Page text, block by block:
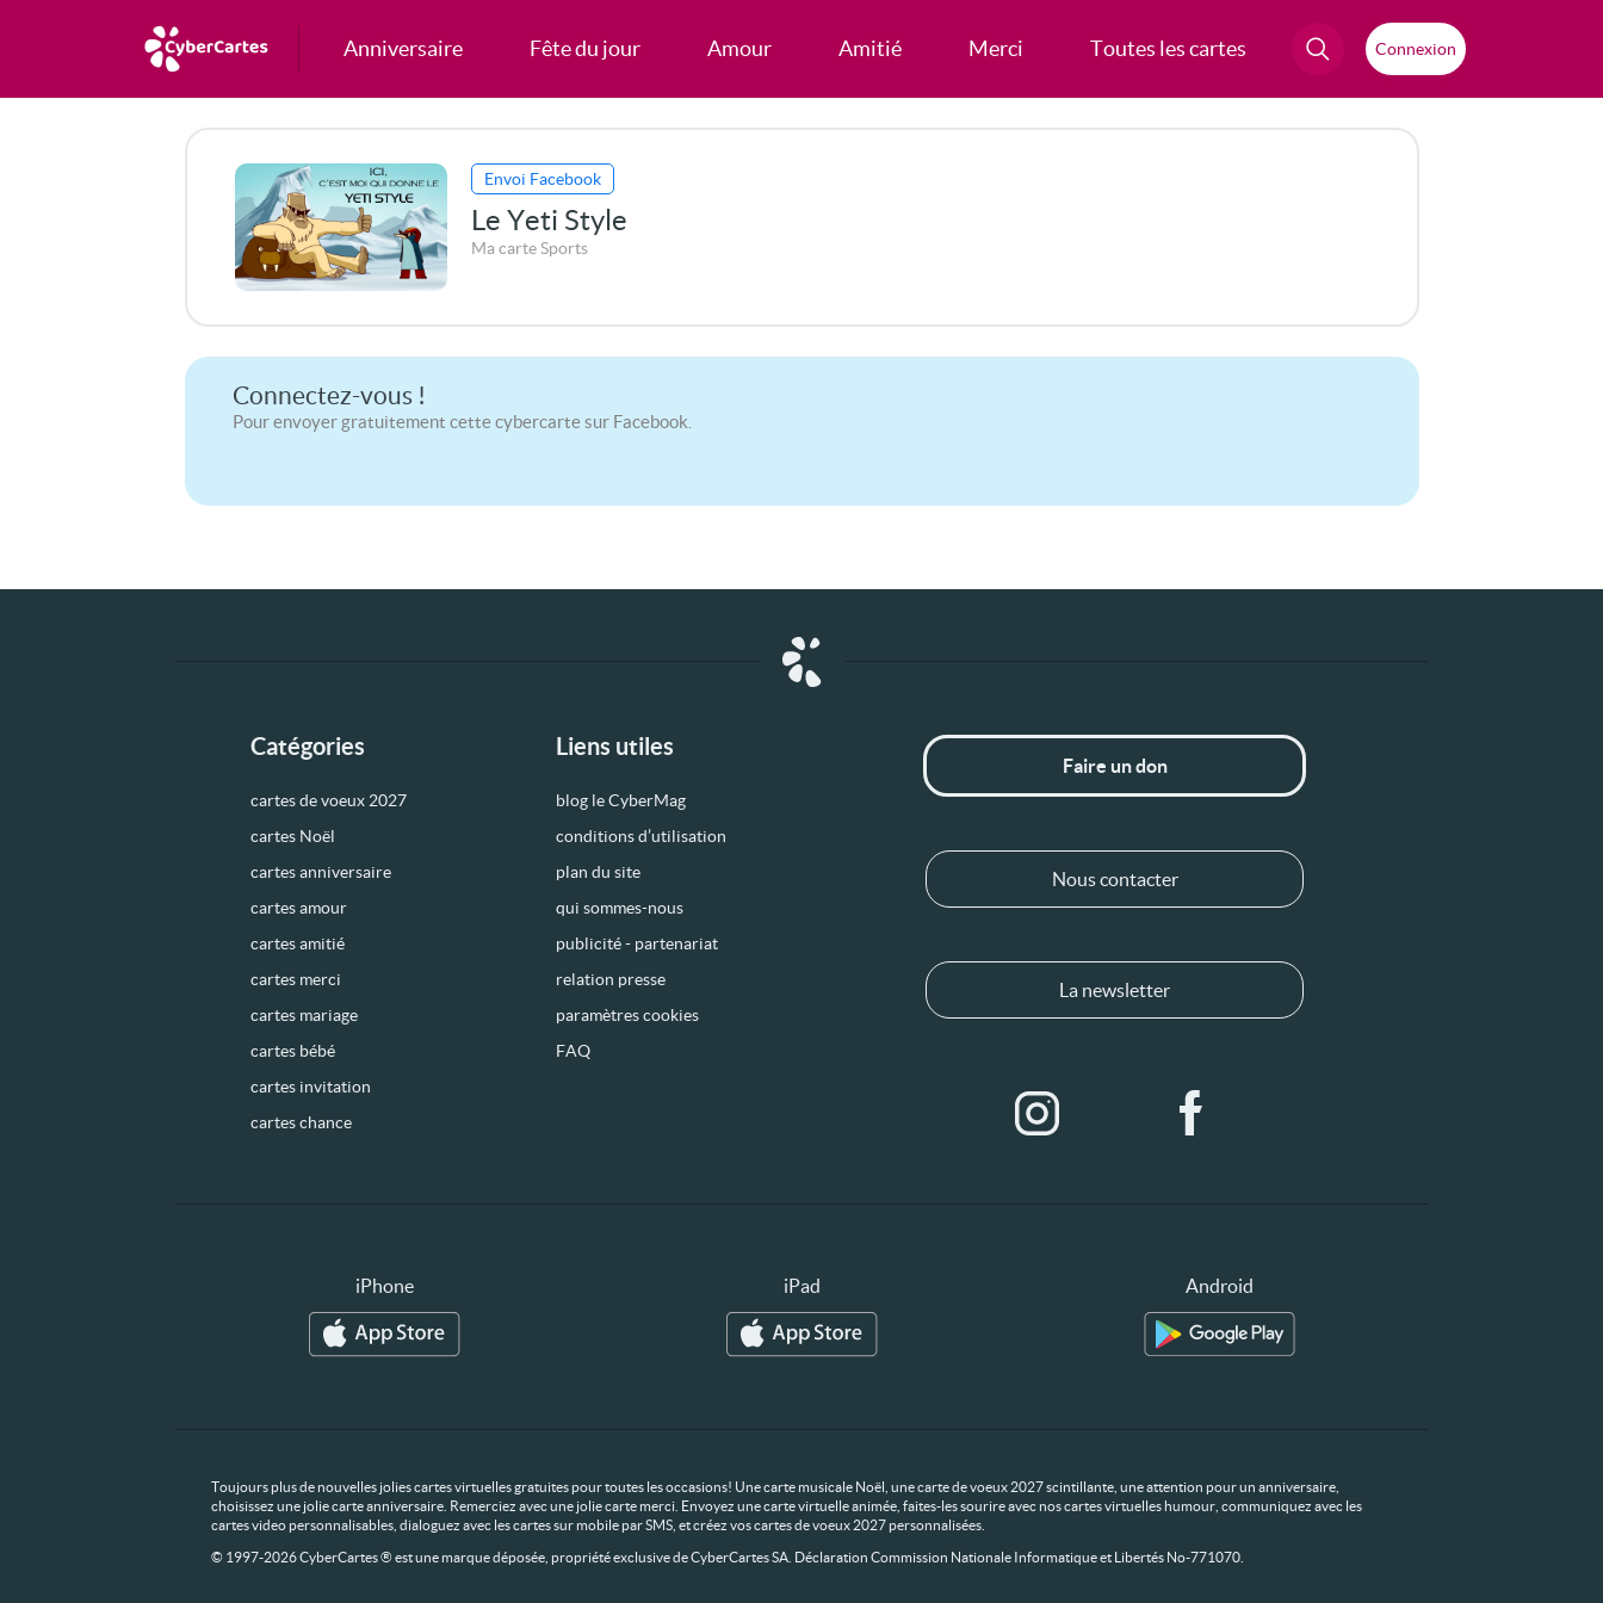
Anniversaire Fête du jour Amour Amitié Merci Toutes les cartes Connexion
Envoi Facebook
Le Yeti Style
Ma carte Sports
Connectez-vous !
Pour envoyer gratuitement cette cybercarte sur Facebook.
Catégories
cartes de voeux 2027
cartes Noël
cartes anniversaire
cartes amour
cartes amitié
cartes merci
cartes mariage
cartes bébé
cartes invitation
cartes chance
Liens utiles
blog le CyberMag
conditions d’utilisation
plan du site
qui sommes-nous
publicité - partenariat
relation presse
paramètres cookies
FAQ
Faire un don
Nous contacter
La newsletter
iPhone iPad Android
Toujours plus de nouvelles jolies cartes virtuelles gratuites pour toutes les occasions! Une carte musicale Noël, une carte de voeux 2027 scintillante, une attention pour un anniversaire,
choisissez une jolie carte anniversaire. Remerciez avec une jolie carte merci. Envoyez une carte virtuelle animée, faites-les sourire avec nos cartes virtuelles humour, communiquez avec les
cartes video personnalisables, dialoguez avec les cartes sur mobile par SMS, et créez vos cartes de voeux 2027 personnalisées.
© 1997-2026 CyberCartes ® est une marque déposée, propriété exclusive de CyberCartes SA. Déclaration Commission Nationale Informatique et Libertés No-771070.